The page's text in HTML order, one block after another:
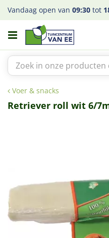
a
Voer & snacks
Vandaag open van 09:30 tot
Retriever roll wit 6/